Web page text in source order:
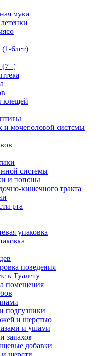
мука
6лет)
клещей
и мочеполовой системы
системы
и попоны
кишечного тракта
рта
упаковка
поведения
к Туалету
помещения
подгузники
и шерстью
и ушами
запахов
добавки
шерсти